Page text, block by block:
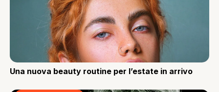
Una nuova beauty routine per l’estate in arrivo